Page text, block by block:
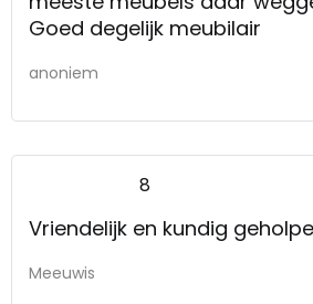
Goed degelijk meubilair
anoniem
8
Vriendelijk en kundig
Meeuwis